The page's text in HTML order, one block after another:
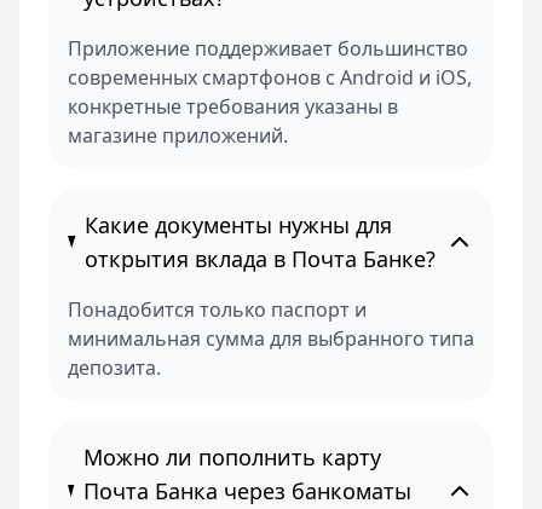
Приложение поддерживает большинство
современных смартфонов с Android и iOS,
конкретные требования указаны в
магазине приложений.
Какие документы нужны для
открытия вклада в Почта Банке?
Понадобится только паспорт и
минимальная сумма для выбранного типа
депозита.
Можно ли пополнить карту
Почта Банка через банкоматы